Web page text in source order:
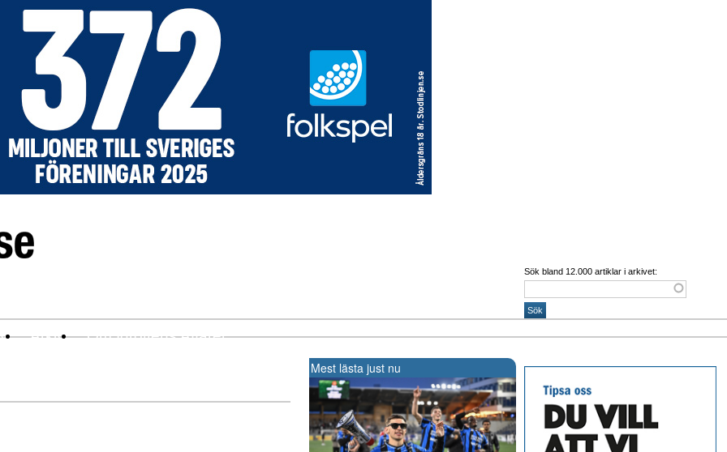
Sök bland 12.000 artiklar i arkivet:
Arkiv Om Idrottens Affärer
Mest lästa just nu